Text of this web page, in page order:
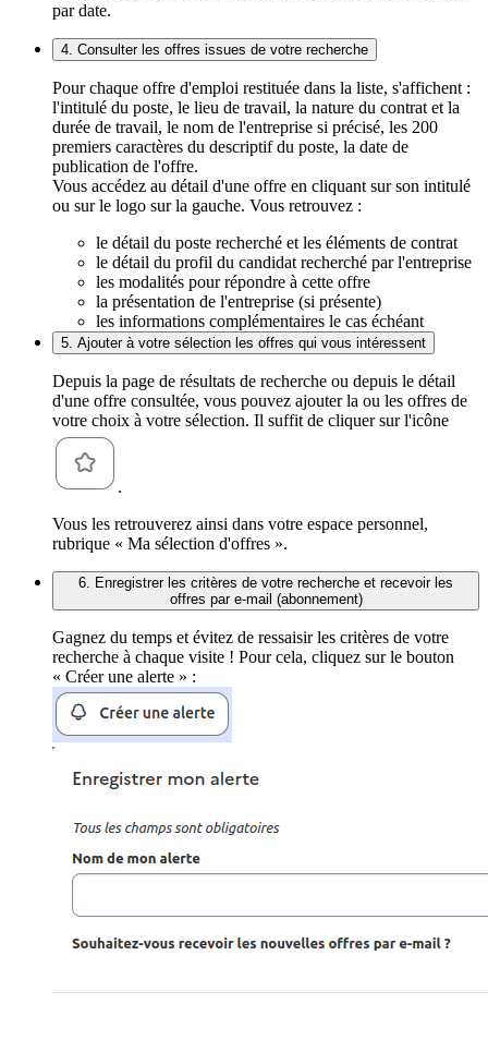
par date.
4. Consulter les offres issues de votre recherche
Pour chaque offre d'emploi restituée dans la liste, s'affichent :
l'intitulé du poste, le lieu de travail, la nature du contrat et la
durée de travail, le nom de l'entreprise si précisé, les 200
premiers caractères du descriptif du poste, la date de
publication de l'offre.
Vous accédez au détail d'une offre en cliquant sur son intitulé
ou sur le logo sur la gauche. Vous retrouvez :
le détail du poste recherché et les éléments de contrat
le détail du profil du candidat recherché par l'entreprise
les modalités pour répondre à cette offre
la présentation de l'entreprise (si présente)
les informations complémentaires le cas échéant
5. Ajouter à votre sélection les offres qui vous intéressent
Depuis la page de résultats de recherche ou depuis le détail
d'une offre consultée, vous pouvez ajouter la ou les offres de
votre choix à votre sélection. Il suffit de cliquer sur l'icône
.
Vous les retrouverez ainsi dans votre espace personnel,
rubrique « Ma sélection d'offres ».
6. Enregistrer les critères de votre recherche et recevoir les
offres par e-mail (abonnement)
Gagnez du temps et évitez de ressaisir les critères de votre
recherche à chaque visite ! Pour cela, cliquez sur le bouton
« Créer une alerte » :